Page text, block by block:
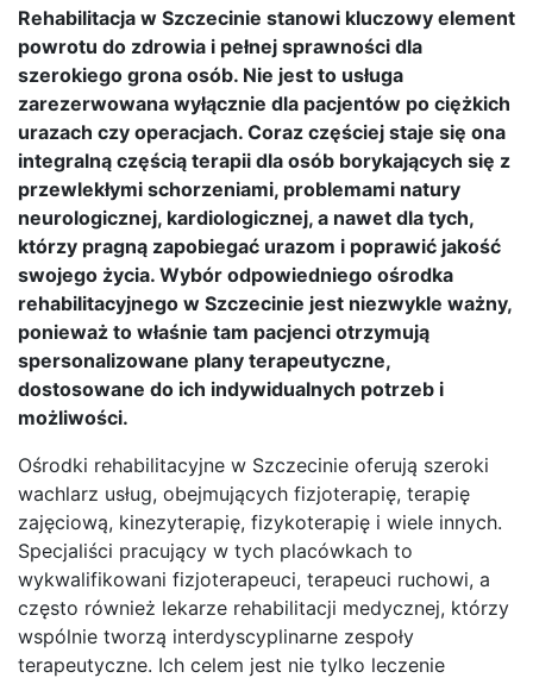
Rehabilitacja w Szczecinie stanowi kluczowy element
powrotu do zdrowia i pełnej sprawności dla
szerokiego grona osób. Nie jest to usługa
zarezerwowana wyłącznie dla pacjentów po ciężkich
urazach czy operacjach. Coraz częściej staje się ona
integralną częścią terapii dla osób borykających się z
przewlekłymi schorzeniami, problemami natury
neurologicznej, kardiologicznej, a nawet dla tych,
którzy pragną zapobiegać urazom i poprawić jakość
swojego życia. Wybór odpowiedniego ośrodka
rehabilitacyjnego w Szczecinie jest niezwykle ważny,
ponieważ to właśnie tam pacjenci otrzymują
spersonalizowane plany terapeutyczne,
dostosowane do ich indywidualnych potrzeb i
możliwości.
Ośrodki rehabilitacyjne w Szczecinie oferują szeroki
wachlarz usług, obejmujących fizjoterapię, terapię
zajęciową, kinezyterapię, fizykoterapię i wiele innych.
Specjaliści pracujący w tych placówkach to
wykwalifikowani fizjoterapeuci, terapeuci ruchowi, a
często również lekarze rehabilitacji medycznej, którzy
wspólnie tworzą interdyscyplinarne zespoły
terapeutyczne. Ich celem jest nie tylko leczenie